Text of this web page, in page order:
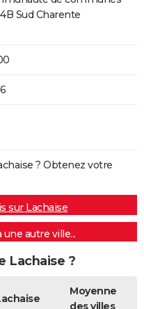
Sud Charente
? Obtenez votre
sur Lachaise
autre ville...
Lachaise ?
Moyenne
des villes